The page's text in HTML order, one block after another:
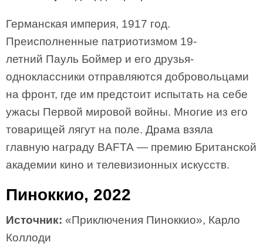
Германская империя, 1917 год.
Преисполненные патриотизмом 19-
летний Пауль Боймер и его друзья-
одноклассники отправляются добровольцами
на фронт, где им предстоит испытать на себе
ужасы Первой мировой войны. Многие из его
товарищей лягут на поле. Драма взяла
главную награду BAFTA — премию Британской
академии кино и телевизионных искусств.
Пиноккио, 2022
Источник: «Приключения Пиноккио», Карло
Коллоди